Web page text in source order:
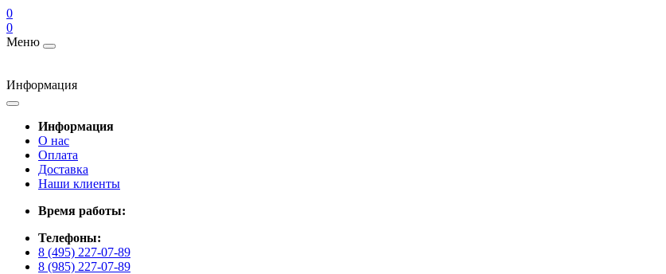
0
0
Меню
Информация
Информация
О нас
Оплата
Доставка
Наши клиенты
Время работы:
Телефоны:
8 (495) 227-07-89
8 (985) 227-07-89